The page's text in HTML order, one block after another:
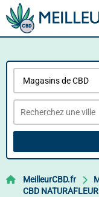
MeilleurCBD.fr
CBD